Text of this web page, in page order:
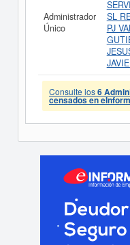
Administrador
Único
SL
PJ
Consulte los6
censados en